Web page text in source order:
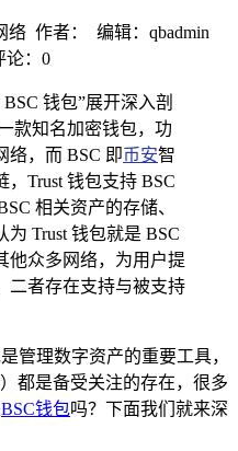
络 作者： 编辑：qbadmin
论：0
钱包”展开深入剖
款知名加密钱包，功
络，而 BSC 即币安智
Trust 钱包支持 BSC
相关资产的存储、
Trust 钱包就是 BSC
他众多网络，为用户提
二者存在支持与被支持
管理数字资产的重要工具，
都是备受关注的存在，很多
BSC钱包吗？下面我们就来深